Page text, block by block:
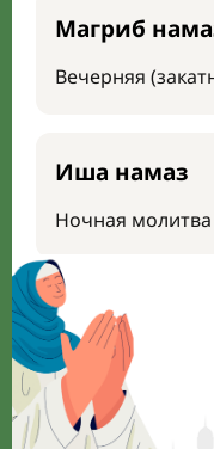
Магриб
Вечерняя
Иша намаз
Ночная молитва